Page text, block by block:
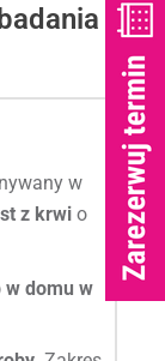
w
z krwi o
w domu w